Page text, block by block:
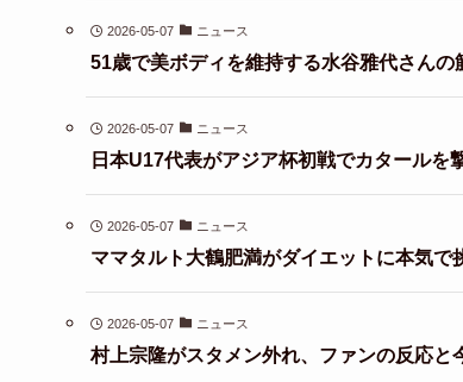
2026-05-07 ニュース
51歳で美ボディを維持する水谷雅代さん
2026-05-07 ニュース
日本U17代表がアジア杯初戦でカタールを
2026-05-07 ニュース
ママタルト大鶴肥満がダイエットに本気
2026-05-07 ニュース
村上宗隆がスタメン外れ、ファンの反応と